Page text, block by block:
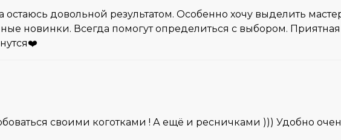
довольной результатом. Особенно хочу выделить
новинки. Всегда помогут определиться с выбором.
своими коготками ! А ещё и ресничками ))) Удобно